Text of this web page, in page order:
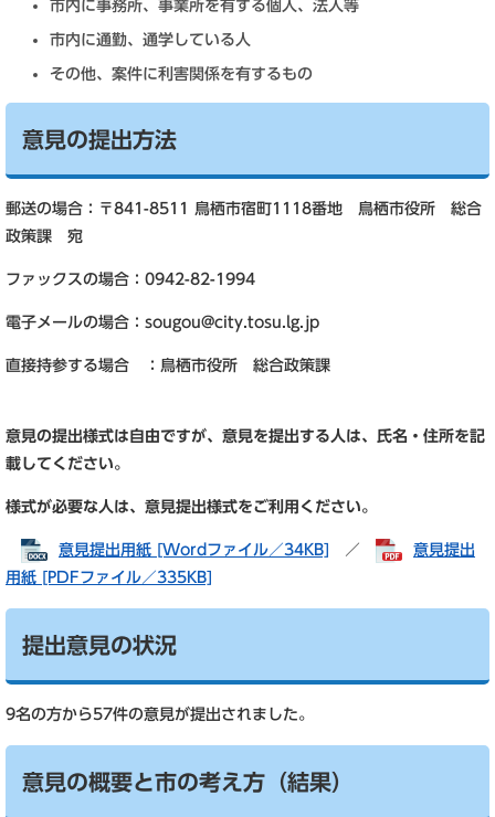
市内に事務所、事業所を有する個人、法人等
市内に通勤、通学している人
その他、案件に利害関係を有するもの
意見の提出方法
郵送の場合：〒841-8511 鳥栖市宿町1118番地 鳥栖市役所 総合
政策課 宛
ファックスの場合：0942-82-1994
電子メールの場合： sougou@city.tosu.lg.jp
直接持参する場合 ：鳥栖市役所 総合政策課
意見の提出様式は自由ですが、意見を提出する人は、氏名・住所を記
載してください。
様式が必要な人は、意見提出様式をご利用ください。
意見提出用紙 [Wordファイル／34KB] ／
意見提出
用紙 [PDFファイル／335KB]
提出意見の状況
9名の方から57件の意見が提出されました。
意見の概要と市の考え方（結果）